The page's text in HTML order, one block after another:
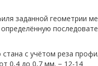
заданной геометрии
с учётом реза
0,4 до 0,7 мм. − 12-14